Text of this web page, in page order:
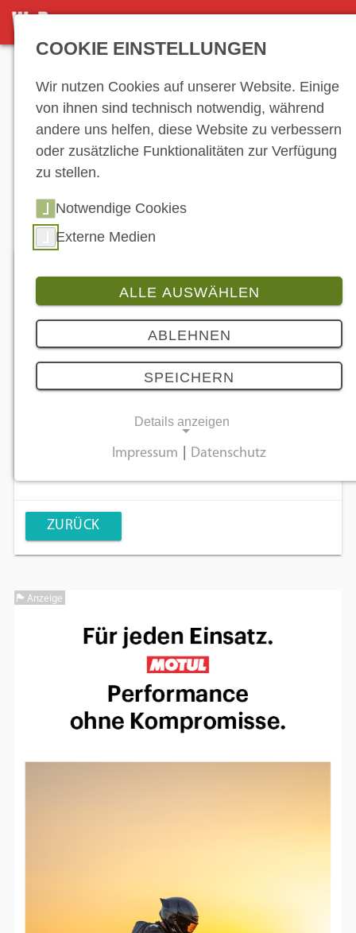
DETAILANSICHT
Hersteller-
Verzeichnis
Polaris Germany GmbH
Im Heetwinkel 62, 46514 Schermbeck
Land:Deutschland
Email:polaris.germany@polaris.com
http://polarisgermany.de/
ZURÜCK
Anzeige
COOKIE EINSTELLUNGEN
Wir nutzen Cookies auf unserer Website. Einige
von ihnen sind technisch notwendig, während
andere uns helfen, diese Website zu verbessern
oder zusätzliche Funktionalitäten zur Verfügung
zu stellen.
Notwendige Cookies
Externe Medien
ALLE AUSWÄHLEN
ABLEHNEN
SPEICHERN
Details anzeigen
grundlegende Funktionen und sind für die
einwandfreie Funktion der Website
Name:
cookie_consent
Dieser Cookie speichert die ausgewählten
Einverständnis-Optionen des Benutzers
Cookie Laufzeit:
Social Media Plattformen anzeigen zu
können, werden von diesen externen
Impressum Datenschutz